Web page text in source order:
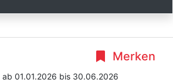
Merken
ab 01.01.2026 bis 30.06.2026